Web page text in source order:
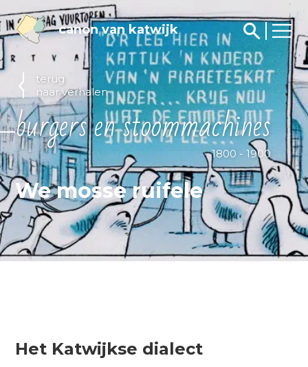
canon van katwijk
We mosse ruifele
terug
naar verhalen
burgers en stoommachines
1800 - 1900
Het Katwijkse dialect